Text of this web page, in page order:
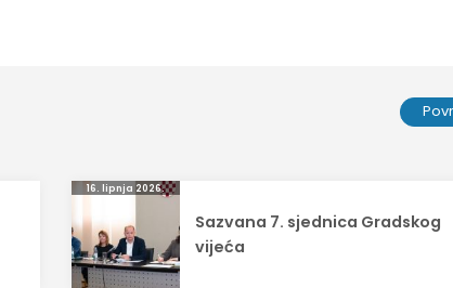
16. lipnja 2026.
Sazvana 7. sjednica Gradskog
vijeća